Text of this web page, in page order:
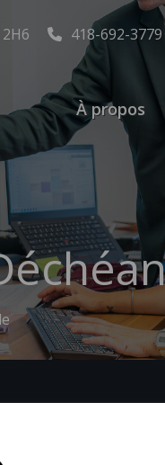
418-692-3779
À propos